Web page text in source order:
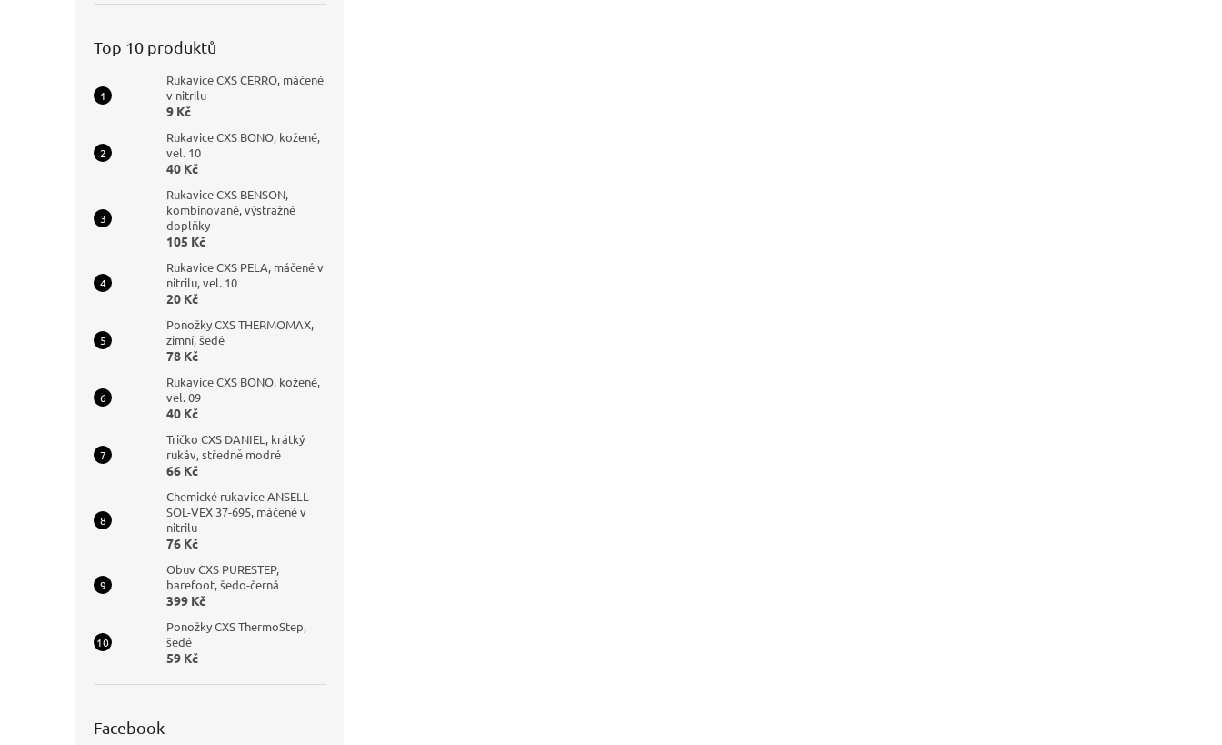
Top 10 produktů
Rukavice CXS CERRO, máčené
v nitrilu
9 Kč
Rukavice CXS BONO, kožené,
vel. 10
40 Kč
Rukavice CXS BENSON,
kombinované, výstražné
doplňky
105 Kč
Rukavice CXS PELA, máčené v
nitrilu, vel. 10
20 Kč
Ponožky CXS THERMOMAX,
zimní, šedé
78 Kč
Rukavice CXS BONO, kožené,
vel. 09
40 Kč
Tričko CXS DANIEL, krátký
rukáv, středně modré
66 Kč
Chemické rukavice ANSELL
SOL-VEX 37-695, máčené v
nitrilu
76 Kč
Obuv CXS PURESTEP,
barefoot, šedo-černá
399 Kč
Ponožky CXS ThermoStep,
šedé
59 Kč
Facebook